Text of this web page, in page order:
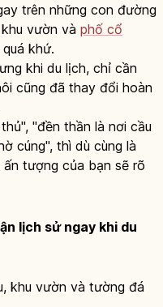
trên những con đường
vườn và phố cổ
khứ.
khi du lịch, chỉ cần
cũng đã thay đổi hoàn
"đền thần là nơi cầu
cúng", thì dù cùng là
tượng của bạn sẽ rõ
lịch sử ngay khi du
khu vườn và tường đá